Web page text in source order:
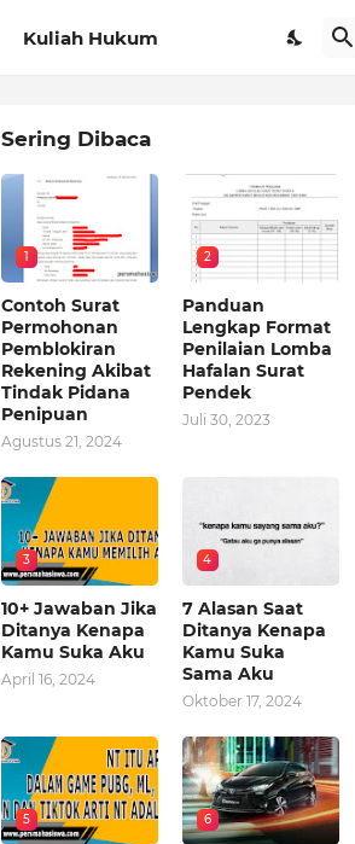
Kuliah Hukum
Sering Dibaca
1
Contoh Surat
Permohonan
Pemblokiran
Rekening Akibat
Tindak Pidana
Penipuan
Agustus 21, 2024
2
Panduan
Lengkap Format
Penilaian Lomba
Hafalan Surat
Pendek
Juli 30, 2023
3
10+ Jawaban Jika
Ditanya Kenapa
Kamu Suka Aku
April 16, 2024
4
7 Alasan Saat
Ditanya Kenapa
Kamu Suka
Sama Aku
Oktober 17, 2024
5 6